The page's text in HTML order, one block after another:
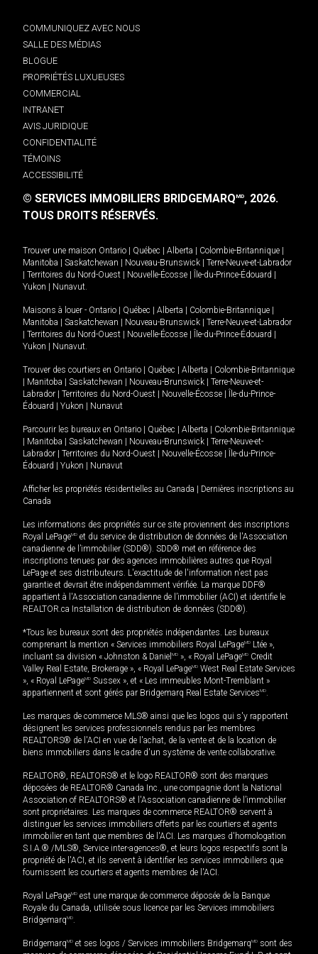
COMMUNIQUEZ AVEC NOUS
SALLE DES MÉDIAS
BLOGUE
PROPRIÉTÉS LUXUEUSES
COMMERCIAL
INTRANET
AVIS JURIDIQUE
CONFIDENTIALITÉ
TÉMOINS
ACCESSIBILITÉ
© SERVICES IMMOBILIERS BRIDGEMARQMD, 2026.
TOUS DROITS RÉSERVÉS.
Trouver une maison Ontario Québec Alberta Colombie-Britannique
Manitoba
Saskatchewan Nouveau-Brunswick
Terre-Neuve-et-Labrador
Territoires du Nord-Ouest Nouvelle-Écosse Île-du-Prince-Édouard
Yukon
Nunavut.
Maisons à louer - Ontario Québec Alberta Colombie-Britannique
Manitoba
Saskatchewan Nouveau-Brunswick
Terre-Neuve-et-Labrador
Territoires du Nord-Ouest Nouvelle-Écosse Île-du-Prince-Édouard
Yukon
Nunavut.
Trouver des courtiers en Ontario Québec Alberta
Colombie-Britannique
Manitoba Saskatchewan Nouveau-Brunswick
Terre-Neuve-et-
Labrador
Territoires du Nord-Ouest Nouvelle-Écosse
Île-du-Prince-
Édouard
Yukon Nunavut
Parcourir les bureaux en Ontario Québec Alberta
Colombie-Britannique
Manitoba Saskatchewan Nouveau-Brunswick
Terre-Neuve-et-
Labrador
Territoires du Nord-Ouest Nouvelle-Écosse
Île-du-Prince-
Édouard
Yukon Nunavut
Afficher les propriétés résidentielles au Canada
Dernières inscriptions au
Canada
Les informations des propriétés sur ce site proviennent des inscriptions
Royal LePageMD et du service de distribution de données de l'Association
canadienne de l’immobilier (SDD®). SDD® met en référence des
inscriptions tenues par des agences immobilières autres que Royal
LePage et ses distributeurs. L'exactitude de l'information n'est pas
garantie et devrait être indépendamment vérifiée. La marque DDF®
appartient à l'Association canadienne de l’immobilier (ACI) et identifie le
REALTOR.ca Installation de distribution de données (SDD®).
*Tous les bureaux sont des propriétés indépendantes. Les bureaux
comprenant la mention « Services immobiliers Royal LePageMD Ltée »,
incluant sa division « Johnston & Daniel MD », « Royal LePageMD Credit
Valley Real Estate, Brokerage », « Royal LePageMD West Real Estate Services
», « Royal LePageMD Sussex », et « Les immeubles Mont-Tremblant »
appartiennent et sont gérés par Bridgemarq Real Estate ServicesMD.
Les marques de commerce MLS® ainsi que les logos qui s'y rapportent
désignent les services professionnels rendus par les membres
REALTORS® de l'ACI en vue de l'achat, de la vente et de la location de
biens immobiliers dans le cadre d'un système de vente collaborative.
REALTOR®, REALTORS® et le logo REALTOR® sont des marques
déposées de REALTOR® Canada Inc., une compagnie dont la National
Association of REALTORS® et l'Association canadienne de l’immobilier
sont propriétaires. Les marques de commerce REALTOR® servent à
distinguer les services immobiliers offerts par les courtiers et agents
immobilier en tant que membres de l'ACI. Les marques d'homologation
S.I.A.® /MLS®, Service inter-agences®, et leurs logos respectifs sont la
propriété de l'ACI, et ils servent à identifier les services immobiliers que
fournissent les courtiers et agents membres de l'ACI.
Royal LePageMD est une marque de commerce déposée de la Banque
Royale du Canada, utilisée sous licence par les Services immobiliers
BridgemarqMD.
BridgemarqMD et ses logos / Services immobiliers BridgemarqMD sont des